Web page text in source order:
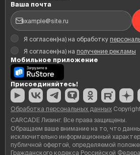
Ваша почта
Я согласен(на) на обработку
Я согласен(на) на получение рекламы
Мобильное приложение
Присоединяйтесь!
Обработка персональных данных
CARCADE Лизинг. Все права защищены.
Обращаем ваше внимание на то, что
исключительно информационный
публичной офертой, определяемой
Гражданского кодекса Российской